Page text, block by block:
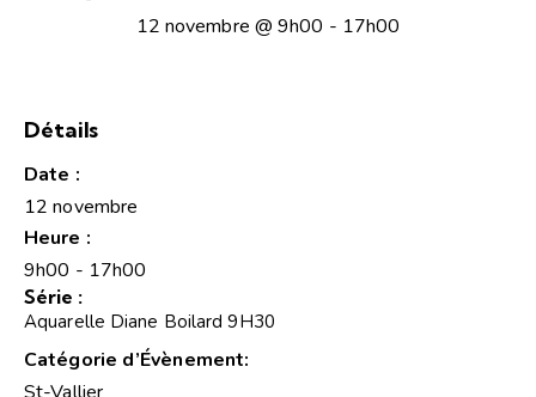
12 novembre @ 9h00 - 17h00
Détails
Date :
12 novembre
Heure :
9h00 - 17h00
Série :
Aquarelle Diane Boilard 9H30
Catégorie d’Évènement: